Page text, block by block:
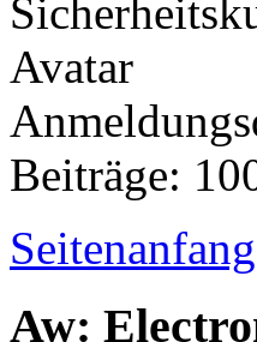
Beiträge:
Seitenanfang
Aw: